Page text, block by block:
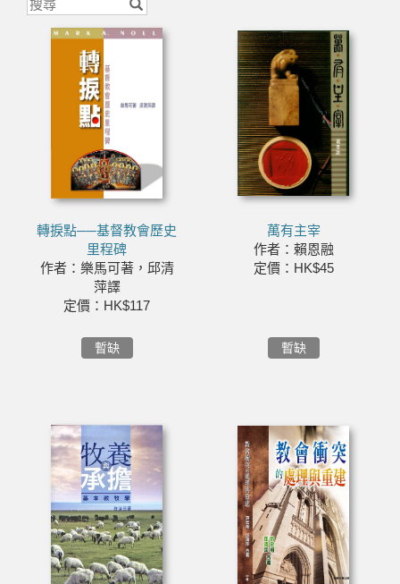
轉捩點──基督教會歷史
里程碑
作者：樂馬可著，邱清
萍譯
定價：HK$117
暫缺
萬有主宰
作者：賴恩融
定價：HK$45
暫缺